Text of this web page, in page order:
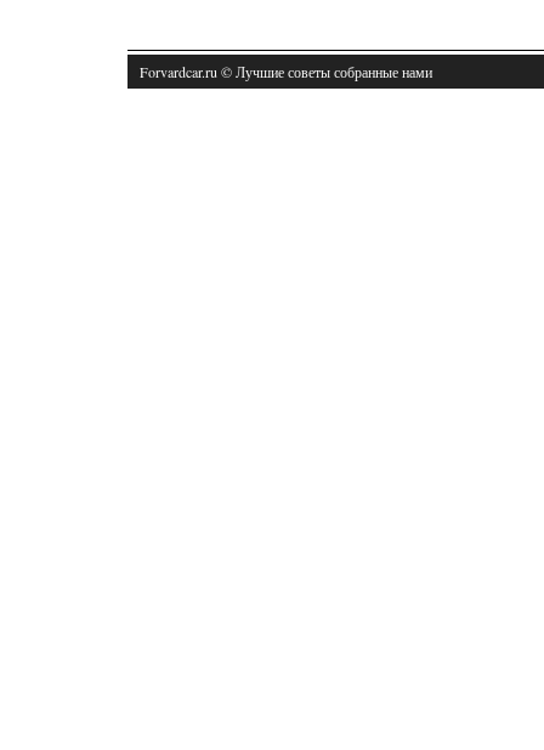
Forvardcar.ru © Лучшие советы собранные нами